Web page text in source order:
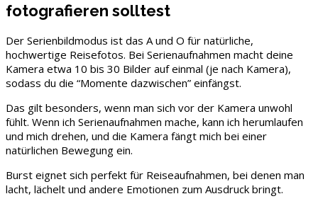
fotografieren solltest
Der Serienbildmodus ist das A und O für natürliche,
hochwertige Reisefotos. Bei Serienaufnahmen macht deine
Kamera etwa 10 bis 30 Bilder auf einmal (je nach Kamera),
sodass du die “Momente dazwischen” einfängst.
Das gilt besonders, wenn man sich vor der Kamera unwohl
fühlt. Wenn ich Serienaufnahmen mache, kann ich herumlaufen
und mich drehen, und die Kamera fängt mich bei einer
natürlichen Bewegung ein.
Burst eignet sich perfekt für Reiseaufnahmen, bei denen man
lacht, lächelt und andere Emotionen zum Ausdruck bringt.